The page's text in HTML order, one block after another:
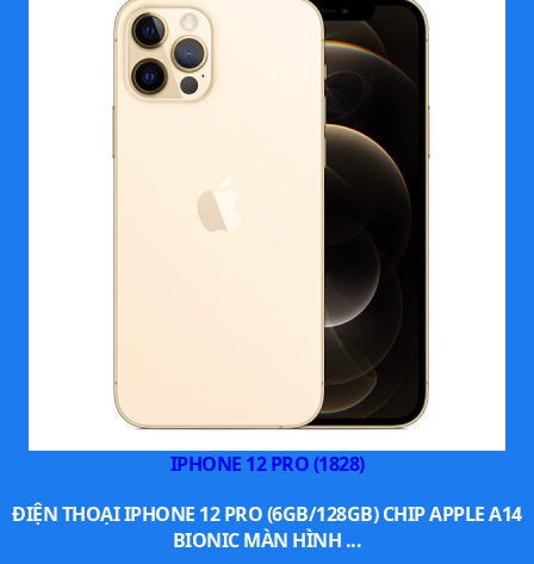
sắc được giữ lại nhiều chi tiết mà không bị bệt.
IPHONE 12 PRO (1828)
ĐIỆN THOẠI IPHONE 12 PRO (6GB/128GB) CHIP APPLE A14
BIONIC MÀN HÌNH ...